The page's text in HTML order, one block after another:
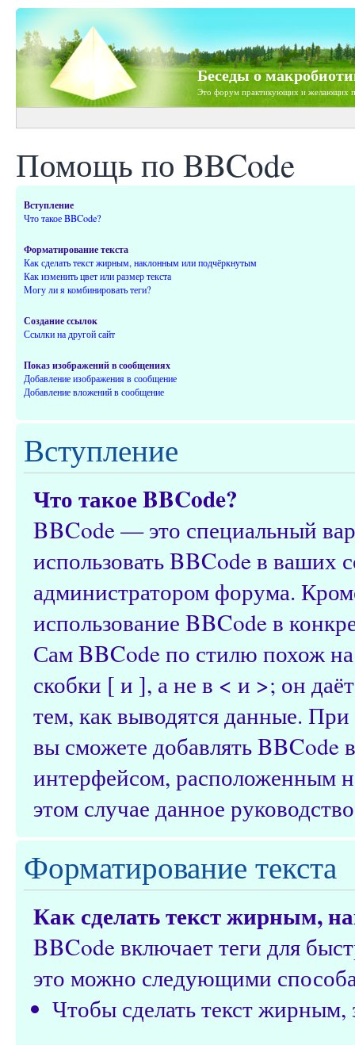
Беседы о
Это форум практикующих и желающих
Помощь по BBCode
Вступление
Что такое BBCode?
Форматирование текста
Как сделать текст жирным, наклонным или подчёркнутым
Как изменить цвет или размер текста
Могу ли я комбинировать теги?
Создание ссылок
Ссылки на другой сайт
Показ изображений в сообщениях
Добавление изображения в сообщение
Добавление вложений в сообщение
Вступление
Что такое BBCode?
BBCode — это специальный
использовать BBCode в ваших
администратором форума.
использование BBCode в
Сам BBCode по стилю похож
скобки [ и ], а не в < и >; он
тем, как выводятся данные.
вы сможете добавлять BBCode
интерфейсом, расположенным
этом случае данное
Форматирование текста
Как сделать текст жирным,
BBCode включает теги для
это можно следующими
Чтобы сделать текст жирным,